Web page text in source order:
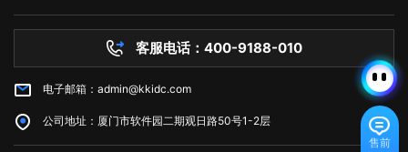
媒体报导(截取部分媒体，排名不分先后)： 人民网
http://zj.people.com.cn/n2/2018/0119/c186950-31163479.html 杭
州网 http://news.hangzhou.com.cn/zjnews/content/2018-
01/20/content_6778158.htm 中国宁波网
http://news.cnnb.com.cn/system/2018/01/20/008719293.shtml 东
http://news.eastday.com/eastday/13news/auto/news/csj/20180119/
现，海量的数据正在改变已有的社会形态，未来整个人类社会将演变成包
罗万象的数据处理系统。而这背后海量数据的存储、处理、计算需要更强
大的基础设施能力，此时互联网底层支撑数据中心的重要性日益凸显。随
着IDC产业政策环境宽松，市场监管逐渐规范，IDC服务商服务能力不断
提升，跨界融合逐步深入，开放、融合、分享、创新成为这个时期的主旋
律。 为了进一步推进国内IDC产业健康发展，促进业内交流，作为华南区
的数据中心、云计算领域的标志性盛会，华南IDC联盟组委会继2015、
2016成功举办华南IDC高峰论坛之后，现启动“2017•IDC产业新生态—暨
售前
技术文档
服务器问题
市场资讯
客服电话：400-9188-010
电子邮箱：admin@kkidc.com
公司地址：厦门市软件园二期观日路50号1-2层